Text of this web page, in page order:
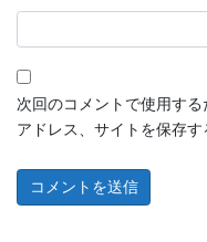
次回のコメントで使用す
アドレス、サイトを保存す